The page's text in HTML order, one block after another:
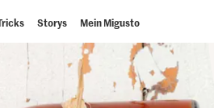
Storys Mein Migusto